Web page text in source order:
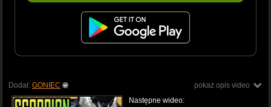
pokaż opis video
Dodał: GONIEC
Następne wideo: